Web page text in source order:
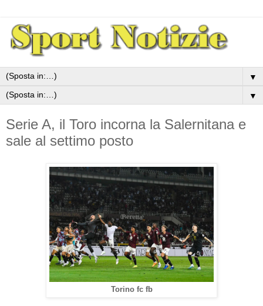
▼
▼
Serie A, il Toro incorna la Salernitana e
sale al settimo posto
Torino fc fb